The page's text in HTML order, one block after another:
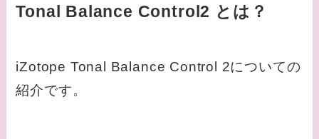
Tonal Balance Control2 とは？
iZotope Tonal Balance Control 2についての
紹介です。